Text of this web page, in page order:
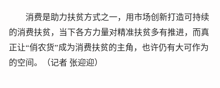
消费是助力扶贫方式之一，用市场创新打造可持续
的消费扶贫，当下各方力量对精准扶贫多有推进，而真
正让“俏农货”成为消费扶贫的主角，也许仍有大可作为
的空间。（记者 张迎迎）